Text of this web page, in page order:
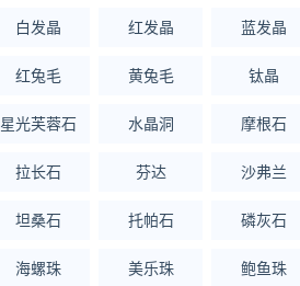
白发晶 红发晶 蓝发晶
红兔毛 黄兔毛 钛晶
星光芙蓉石 水晶洞 摩根石
拉长石 芬达 沙弗兰
坦桑石 托帕石 磷灰石
海螺珠 美乐珠 鲍鱼珠